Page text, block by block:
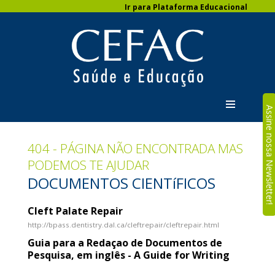
Ir para Plataforma Educacional
404 - PÁGINA NÃO ENCONTRADA MAS
PODEMOS TE AJUDAR
DOCUMENTOS CIENTíFICOS
Cleft Palate Repair
http://bpass.dentistry.dal.ca/cleftrepair/cleftrepair.html
Guia para a Redaçao de Documentos de
Pesquisa, em inglês - A Guide for Writing
Assine nossa Newsletter!